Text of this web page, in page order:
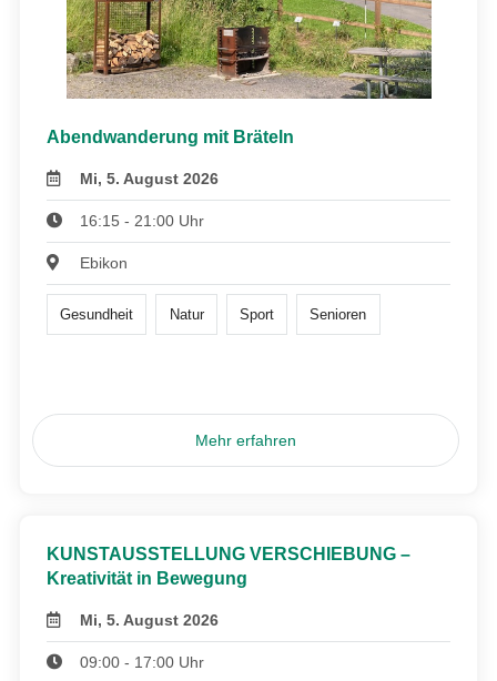
Abendwanderung mit Bräteln
Mi, 5. August 2026
16:15 - 21:00 Uhr
Ebikon
Gesundheit Natur Sport Senioren
Mehr erfahren
KUNSTAUSSTELLUNG VERSCHIEBUNG –
Kreativität in Bewegung
Mi, 5. August 2026
09:00 - 17:00 Uhr